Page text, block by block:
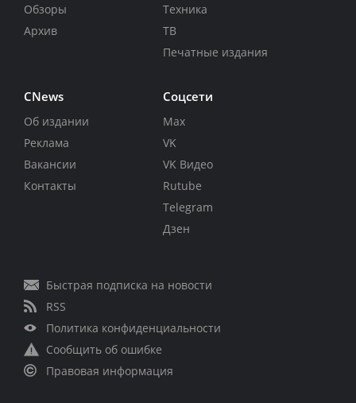
Обзоры
Архив
Техника
ТВ
Печатные издания
CNews
Об издании
Реклама
Вакансии
Контакты
Соцсети
Max
VK
VK Видео
Rutube
Telegram
Дзен
Быстрая подписка на новости
RSS
Политика конфиденциальности
Сообщить об ошибке
Правовая информация